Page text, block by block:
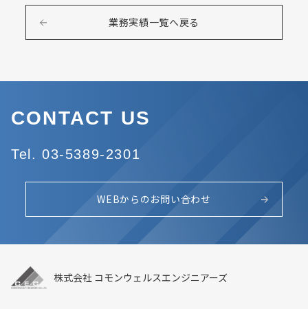
業務実績一覧へ戻る
CONTACT US
Tel. 03-5389-2301
WEBからのお問い合わせ
株式会社 コモンウェルスエンジニアーズ